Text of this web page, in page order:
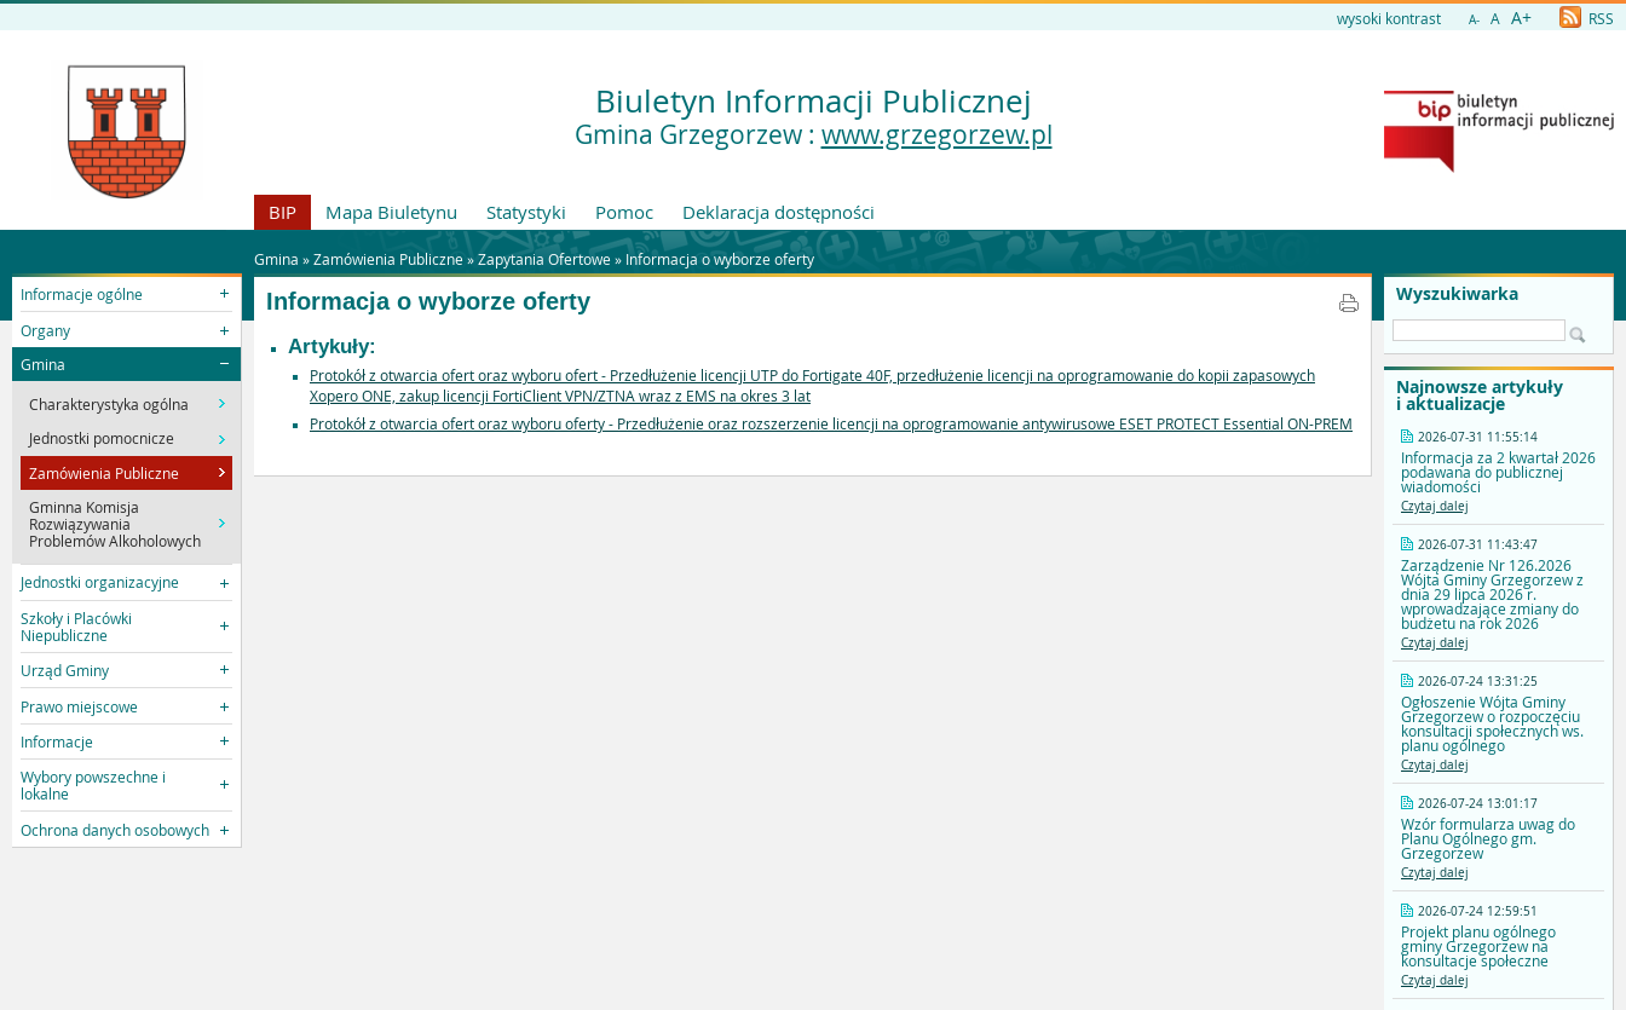
wysoki kontrast A- A A+ RSS
Biuletyn Informacji Publicznej
Gmina Grzegorzew : www.grzegorzew.pl
BIP Mapa Biuletynu Statystyki Pomoc Deklaracja dostępności
Gmina »Zamówienia Publiczne»Zapytania Ofertowe» Informacja o wyborze oferty
Informacje ogólne
Organy
Gmina
Charakterystyka ogólna
Jednostki pomocnicze
Zamówienia Publiczne
Gminna Komisja
Rozwiązywania
Problemów Alkoholowych
Jednostki organizacyjne
Szkoły i Placówki
Niepubliczne
Urząd Gminy
Prawo miejscowe
Informacje
Wybory powszechne i
lokalne
Ochrona danych osobowych
Wyszukiwarka
Najnowsze artykuły
i aktualizacje
2026-07-31 11:55:14
Informacja za 2 kwartał 2026
podawana do publicznej
wiadomości
Czytaj dalej
2026-07-31 11:43:47
Zarządzenie Nr 126.2026
Wójta Gminy Grzegorzew z
dnia 29 lipca 2026 r.
wprowadzające zmiany do
budżetu na rok 2026
Czytaj dalej
2026-07-24 13:31:25
Ogłoszenie Wójta Gminy
Grzegorzew o rozpoczęciu
konsultacji społecznych ws.
planu ogólnego
Czytaj dalej
2026-07-24 13:01:17
Wzór formularza uwag do
Planu Ogólnego gm.
Grzegorzew
Czytaj dalej
2026-07-24 12:59:51
Projekt planu ogólnego
gminy Grzegorzew na
konsultacje społeczne
Czytaj dalej
Informacja o wyborze oferty
Artykuły:
Protokół z otwarcia ofert oraz wyboru ofert - Przedłużenie licencji UTP do Fortigate 40F, przedłużenie licencji na oprogramowanie do kopii zapasowych
Xopero ONE, zakup licencji FortiClient VPN/ZTNA wraz z EMS na okres 3 lat
Protokół z otwarcia ofert oraz wyboru oferty - Przedłużenie oraz rozszerzenie licencji na oprogramowanie antywirusowe ESET PROTECT Essential ON-PREM